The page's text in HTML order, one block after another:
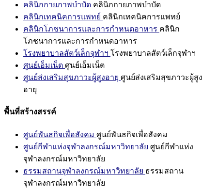
คลินิกกายภาพบำบัด คลินิกกายภาพบำบัด
คลินิกเทคนิคการแพทย์ คลินิกเทคนิคการแพทย์
คลินิกโภชนาการและการกำหนดอาหาร คลินิก
โภชนาการและการกำหนดอาหาร
โรงพยาบาลสัตว์เล็กจุฬาฯ โรงพยาบาลสัตว์เล็กจุฬาฯ
ศูนย์เอ็มเน็ต ศูนย์เอ็มเน็ต
ศูนย์ส่งเสริมสุขภาวะผู้สูงอายุ ศูนย์ส่งเสริมสุขภาวะผู้สูง
อายุ
พื้นที่สร้างสรรค์
ศูนย์พันธกิจเพื่อสังคม ศูนย์พันธกิจเพื่อสังคม
ศูนย์กีฬาแห่งจุฬาลงกรณ์มหาวิทยาลัย ศูนย์กีฬาแห่ง
จุฬาลงกรณ์มหาวิทยาลัย
ธรรมสถานจุฬาลงกรณ์มหาวิทยาลัย ธรรมสถาน
จุฬาลงกรณ์มหาวิทยาลัย